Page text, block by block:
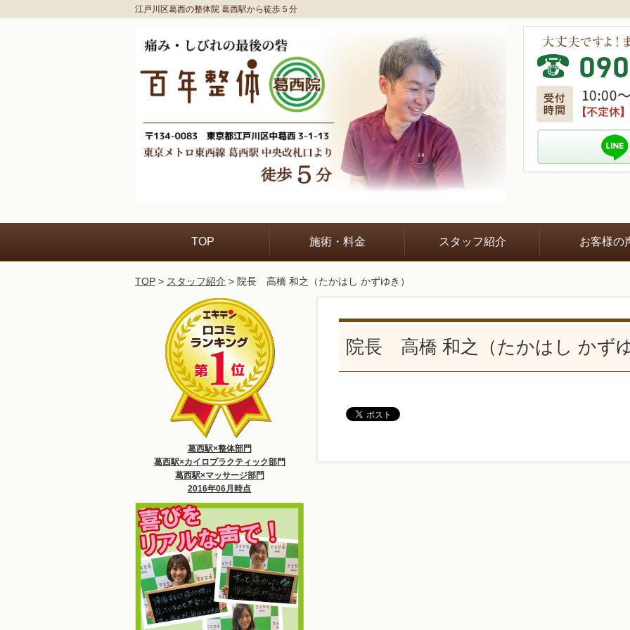
江戸川区葛西の整体院 葛西駅から徒歩５分
TOP 施術・料金 スタッフ紹介 お客様の
TOP > スタッフ紹介 > 院長 高橋 和之（たかはし かずゆき）
院長 高橋 和之（たかはし かず
葛西駅×整体部門
葛西駅×カイロプラクティック部門
葛西駅×マッサージ部門
2016年06月時点